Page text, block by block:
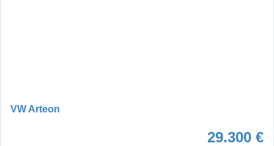
VW Arteon
29.300 €